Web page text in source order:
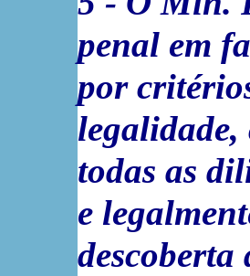
penal em
por
legalidade,
todas as
e
descoberta